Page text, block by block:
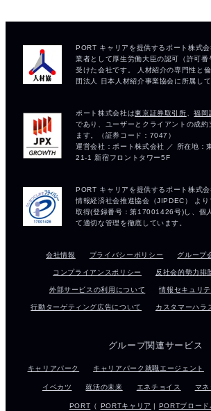
会社情報 プライバシーポリシー グループ
コンプライアンスポリシー 反社会的勢力排
外部サービスの利用について 情報セキュリ
行動ターゲティング広告について カスタマーハラ